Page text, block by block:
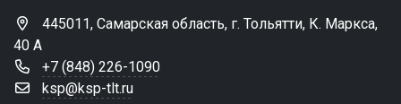
445011, Самарская область, г. Тольятти, К. Маркса,
40 А
+7 (848) 226-1090
ksp@ksp-tlt.ru